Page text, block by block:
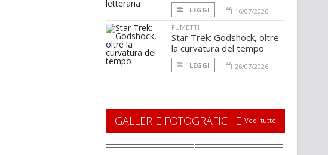
LEGGI
16/07/2026
FUMETTI
Star Trek: Godshock, oltre
la curvatura del tempo
LEGGI 26/07/2026
GALLERIE FOTOGRAFICHE Vedi tutte